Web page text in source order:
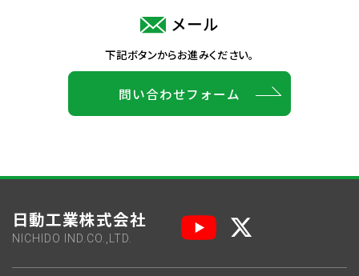
メール
下記ボタンからお進みください。
問い合わせフォーム
日動工業株式会社
NICHIDO IND.CO.,LTD.